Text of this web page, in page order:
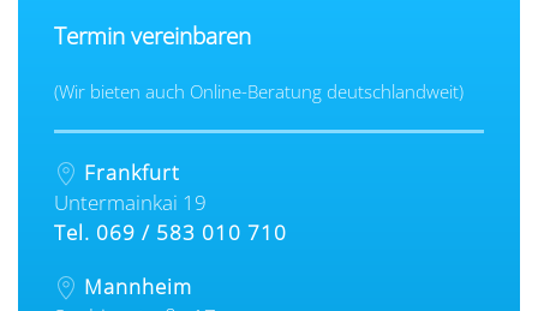
Termin vereinbaren
(Wir bieten auch Online-Beratung deutschlandweit)
Frankfurt
Untermainkai 19
Tel. 069 / 583 010 710
Mannheim